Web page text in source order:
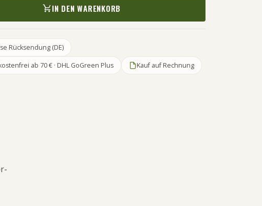
IN DEN WARENKORB
Rücksendung (DE)
ab 70 € · DHL GoGreen Plus Kauf auf Rechnung